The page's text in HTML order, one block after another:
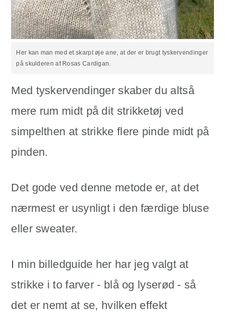
Her kan man med et skarpt øje ane, at der er brugt tyskervendinger
på skulderen af Rosas Cardigan.
Med tyskervendinger skaber du altså
mere rum midt på dit strikketøj ved
simpelthen at strikke flere pinde midt på
pinden.
Det gode ved denne metode er, at det
nærmest er usynligt i den færdige bluse
eller sweater.
I min billedguide her har jeg valgt at
strikke i to farver - blå og lyserød - så
det er nemt at se, hvilken effekt